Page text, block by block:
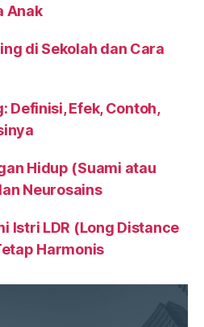
Anak
di Sekolah dan Cara
Definisi, Efek, Contoh,
Hidup (Suami atau
Neurosains
Istri LDR (Long Distance
Harmonis